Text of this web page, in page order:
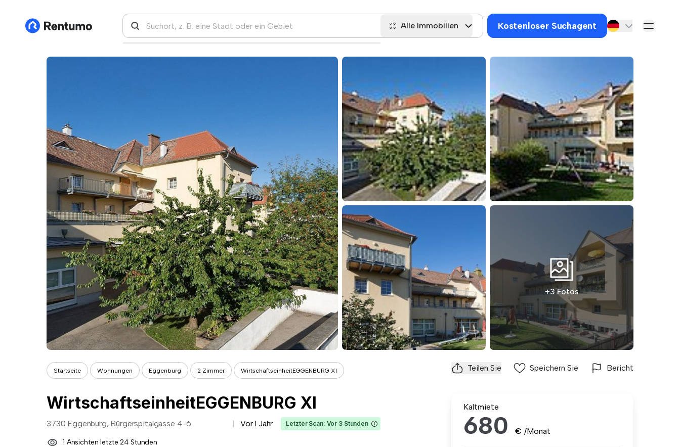
Alle Immobilien Kostenloser Suchagent
+3 Fotos
Startseite Wohnungen Eggenburg 2 Zimmer WirtschaftseinheitEGGENBURG XI Teilen Sie Speichern Sie Bericht
WirtschaftseinheitEGGENBURG XI
3730 Eggenburg, Bürgerspitalgasse 4-6 Vor 1 Jahr Letzter Scan: Vor 3 Stunden
1 Ansichten letzte 24 Stunden
Kaltmiete
680 € /Monat